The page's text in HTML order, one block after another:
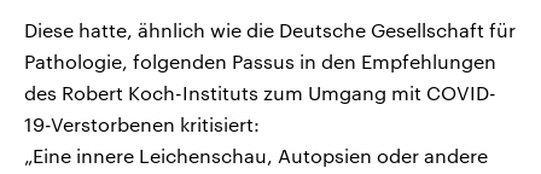
Diese hatte, ähnlich wie die Deutsche Gesellschaft für
Pathologie, folgenden Passus in den Empfehlungen
des Robert Koch-Instituts zum Umgang mit COVID-
19-Verstorbenen kritisiert:
„Eine innere Leichenschau, Autopsien oder andere